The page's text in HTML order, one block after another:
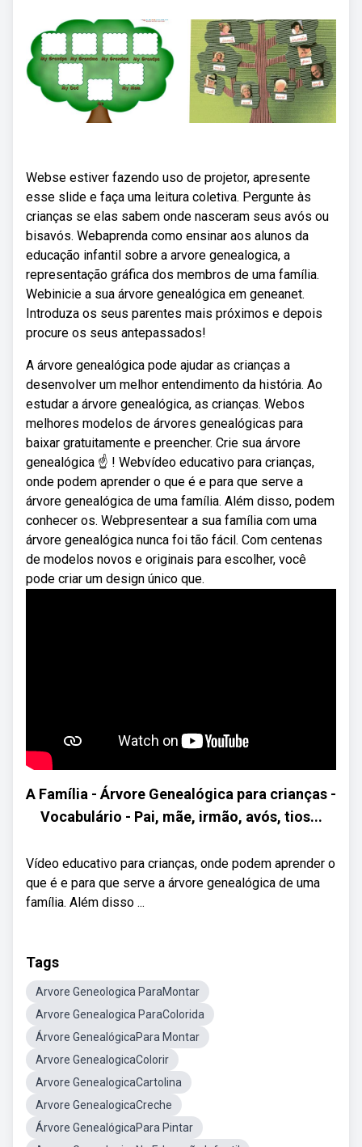
Webse estiver fazendo uso de projetor, apresente
esse slide e faça uma leitura coletiva. Pergunte às
crianças se elas sabem onde nasceram seus avós ou
bisavós. Webaprenda como ensinar aos alunos da
educação infantil sobre a arvore genealogica, a
representação gráfica dos membros de uma família.
Webinicie a sua árvore genealógica em geneanet.
Introduza os seus parentes mais próximos e depois
procure os seus antepassados!
A árvore genealógica pode ajudar as crianças a
desenvolver um melhor entendimento da história. Ao
estudar a árvore genealógica, as crianças. Webos
melhores modelos de árvores genealógicas para
baixar gratuitamente e preencher. Crie sua árvore
genealógica ☝ ! Webvídeo educativo para crianças,
onde podem aprender o que é e para que serve a
árvore genealógica de uma família. Além disso, podem
conhecer os. Webpresentear a sua família com uma
árvore genealógica nunca foi tão fácil. Com centenas
de modelos novos e originais para escolher, você
pode criar um design único que.
A Família - Árvore Genealógica para crianças -
Vocabulário - Pai, mãe, irmão, avós, tios...
Vídeo educativo para crianças, onde podem aprender o
que é e para que serve a árvore genealógica de uma
família. Além disso ...
Tags
Arvore Geneologica ParaMontar
Arvore Genealogica ParaColorida
Árvore GenealógicaPara Montar
Arvore GenealogicaColorir
Arvore GenealogicaCartolina
Arvore GenealogicaCreche
Árvore GenealógicaPara Pintar